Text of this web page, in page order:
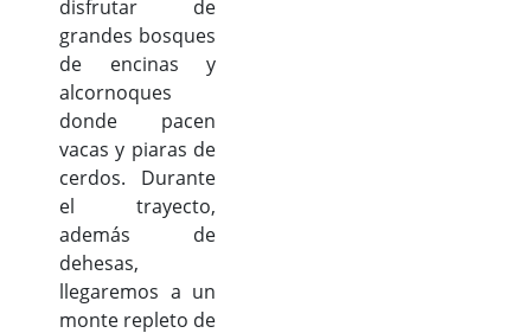
disfrutar de
grandes bosques
de encinas y
alcornoques
donde pacen
vacas y piaras de
cerdos. Durante
el trayecto,
además de
dehesas,
llegaremos a un
monte repleto de